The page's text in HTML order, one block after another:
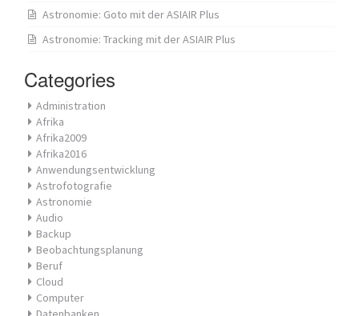
Astronomie: Goto mit der ASIAIR Plus
Astronomie: Tracking mit der ASIAIR Plus
Categories
Administration
Afrika
Afrika2009
Afrika2016
Anwendungsentwicklung
Astrofotografie
Astronomie
Audio
Backup
Beobachtungsplanung
Beruf
Cloud
Computer